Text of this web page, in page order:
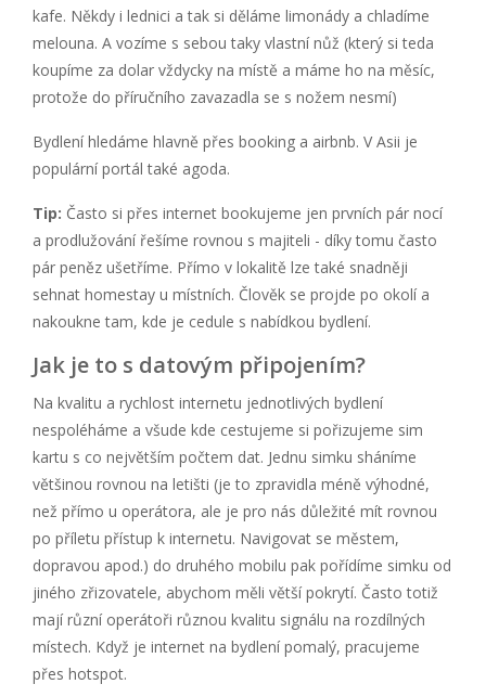
kafe. Někdy i lednici a tak si děláme limonády a chladíme
melouna. A vozíme s sebou taky vlastní nůž (který si teda
koupíme za dolar vždycky na místě a máme ho na měsíc,
protože do příručního zavazadla se s nožem nesmí)
Bydlení hledáme hlavně přes booking a airbnb. V Asii je
populární portál také agoda.
Tip: Často si přes internet bookujeme jen prvních pár nocí
a prodlužování řešíme rovnou s majiteli - díky tomu často
pár peněz ušetříme. Přímo v lokalitě lze také snadněji
sehnat homestay u místních. Člověk se projde po okolí a
nakoukne tam, kde je cedule s nabídkou bydlení.
Jak je to s datovým připojením?
Na kvalitu a rychlost internetu jednotlivých bydlení
nespoléháme a všude kde cestujeme si pořizujeme sim
kartu s co největším počtem dat. Jednu simku sháníme
většinou rovnou na letišti (je to zpravidla méně výhodné,
než přímo u operátora, ale je pro nás důležité mít rovnou
po příletu přístup k internetu. Navigovat se městem,
dopravou apod.) do druhého mobilu pak pořídíme simku od
jiného zřizovatele, abychom měli větší pokrytí. Často totiž
mají různí operátoři různou kvalitu signálu na rozdílných
místech. Když je internet na bydlení pomalý, pracujeme
přes hotspot.